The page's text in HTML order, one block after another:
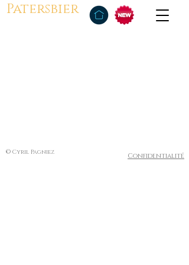
Patersbier
© Cyril Pagniez Confidentialité